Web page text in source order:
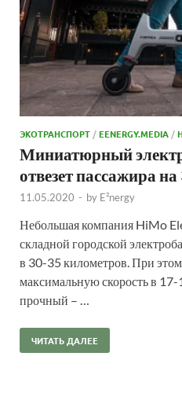
ЭКОТРАНСПОРТ /EENERGY.MEDIA /
Миниатюрный
отвезет пассажира
11.05.2020 - by E²nergy
Небольшая компания HiMo
складной городской
в 30-35 километров. При
максимальную скорость в
прочный – …
ЧИТАТЬ ДАЛЕЕ